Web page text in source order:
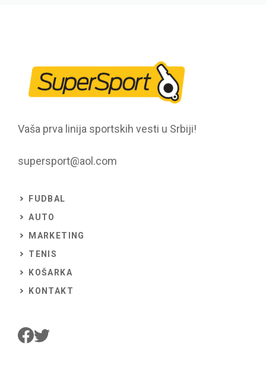
Vaša prva linija sportskih vesti u Srbiji!
supersport@aol.com
FUDBAL
AUTO
MARKETING
TENIS
KOŠARKA
KONTAKT